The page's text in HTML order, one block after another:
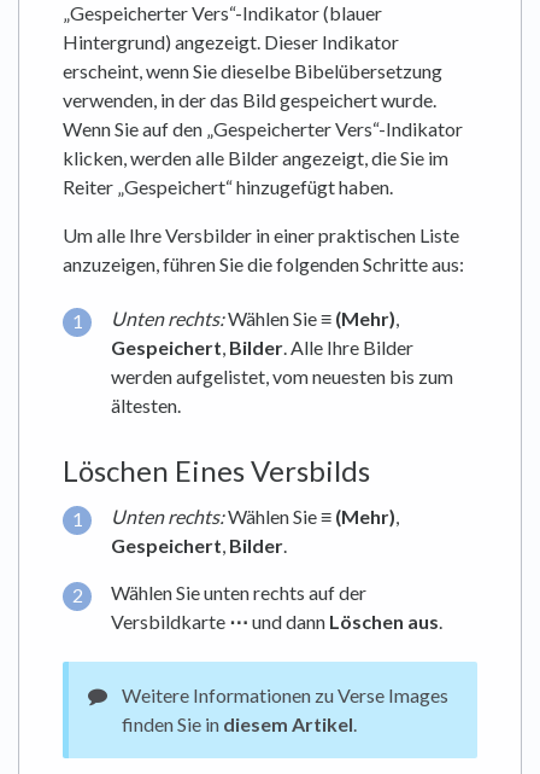
„Gespeicherter Vers“-Indikator (blauer
Hintergrund) angezeigt. Dieser Indikator
erscheint, wenn Sie dieselbe Bibelübersetzung
verwenden, in der das Bild gespeichert wurde.
Wenn Sie auf den „Gespeicherter Vers“-Indikator
klicken, werden alle Bilder angezeigt, die Sie im
Reiter „Gespeichert“ hinzugefügt haben.
Um alle Ihre Versbilder in einer praktischen Liste
anzuzeigen, führen Sie die folgenden Schritte aus:
Unten rechts:Wählen Sie≡ (Mehr),
Gespeichert, Bilder. Alle Ihre Bilder
werden aufgelistet, vom neuesten bis zum
ältesten.
Löschen Eines Versbilds
Unten rechts:Wählen Sie≡ (Mehr)
Gespeichert Bilder
Wählen Sie unten rechts auf der
Versbildkarte ⋯ und dann Löschen aus.
Weitere Informationen zu Verse Images
finden Sie in diesem Artikel.